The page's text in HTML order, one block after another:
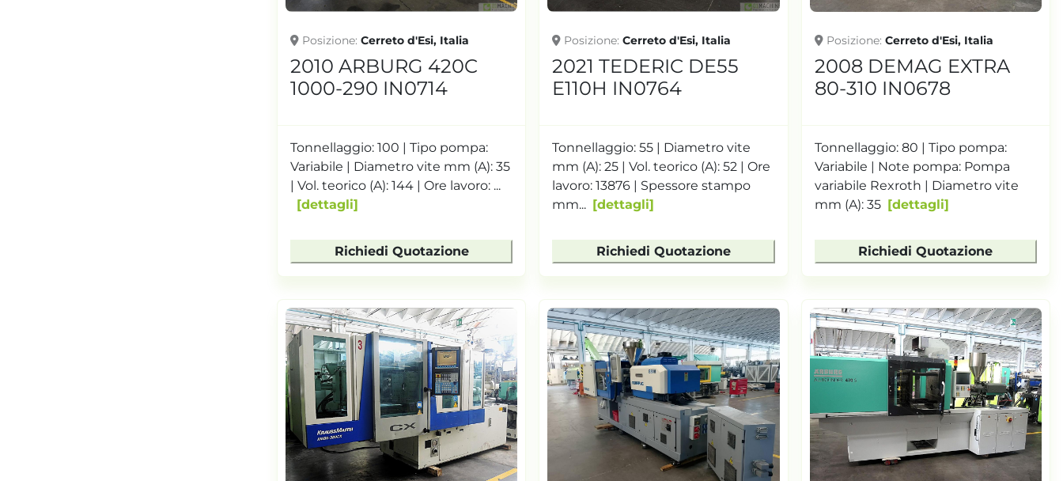
Posizione Cerreto d'Esi, Italia
2010 ARBURG 420C
1000-290 IN0714
Tonnellaggio: 100 | Tipo pompa:
Variabile | Diametro vite mm (A): 35
| Vol. teorico (A): 144 | Ore lavoro: ...
dettagli
Richiedi Quotazione
Posizione Cerreto d'Esi, Italia
2021 TEDERIC DE55
E110H IN0764
Tonnellaggio: 55 | Diametro vite
mm (A): 25 | Vol. teorico (A): 52 | Ore
lavoro: 13876 | Spessore stampo
mm...
dettagli
Richiedi Quotazione
Posizione Cerreto d'Esi, Italia
2008 DEMAG EXTRA
80-310 IN0678
Tonnellaggio: 80 | Tipo pompa:
Variabile | Note pompa: Pompa
variabile Rexroth | Diametro vite
mm (A): 35
dettagli
Richiedi Quotazione